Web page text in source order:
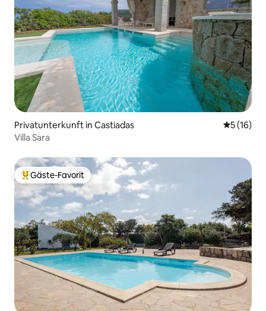
Privatunterkunft in Castiadas
5 (16)
Villa Sara
Beliebter Gäste-Favorit.
Gäste-Favorit